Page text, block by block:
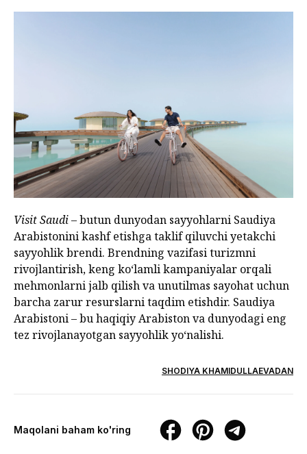
Visit Saudi– butun dunyodan sayyohlarni Saudiya
Arabistonini kashf etishga taklif qiluvchi yetakchi
sayyohlik brendi. Brendning vazifasi turizmni
rivojlantirish, keng ko‘lamli kampaniyalar orqali
mehmonlarni jalb qilish va unutilmas sayohat uchun
barcha zarur resurslarni taqdim etishdir. Saudiya
Arabistoni – bu haqiqiy Arabiston va dunyodagi eng
tez rivojlanayotgan sayyohlik yo‘nalishi.
SHODIYA KHAMIDULLAEVADAN
Maqolani baham ko'ring